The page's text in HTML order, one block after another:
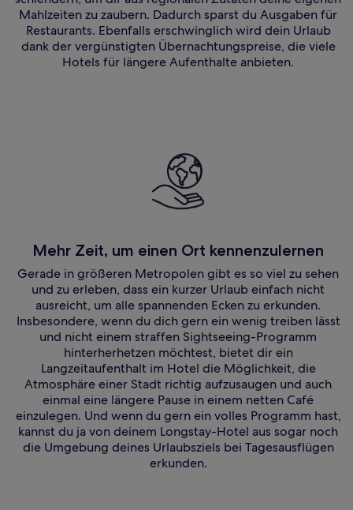
Mahlzeiten zu zaubern. Dadurch sparst du Ausgaben für
Restaurants. Ebenfalls erschwinglich wird dein Urlaub
dank der vergünstigten Übernachtungspreise, die viele
Hotels für längere Aufenthalte anbieten.
Mehr Zeit, um einen Ort kennenzulernen
Gerade in größeren Metropolen gibt es so viel zu sehen
und zu erleben, dass ein kurzer Urlaub einfach nicht
ausreicht, um alle spannenden Ecken zu erkunden.
Insbesondere, wenn du dich gern ein wenig treiben lässt
und nicht einem straffen Sightseeing-Programm
hinterherhetzen möchtest, bietet dir ein
Langzeitaufenthalt im Hotel die Möglichkeit, die
Atmosphäre einer Stadt richtig aufzusaugen und auch
einmal eine längere Pause in einem netten Café
einzulegen. Und wenn du gern ein volles Programm hast,
kannst du ja von deinem Longstay-Hotel aus sogar noch
die Umgebung deines Urlaubsziels bei Tagesausflügen
erkunden.